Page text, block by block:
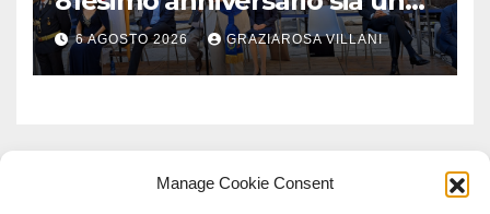
Manage Cookie Consent
monito per tutti”
6 AGOSTO 2026 GRAZIAROSA VILLANI